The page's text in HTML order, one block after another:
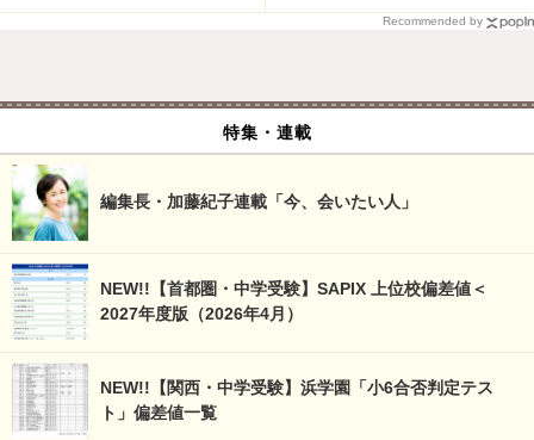
Recommended by
特集・連載
編集長・加藤紀子連載「今、会いたい人」
NEW!!【首都圏・中学受験】SAPIX 上位校偏差値＜
2027年度版（2026年4月）
NEW!!【関西・中学受験】浜学園「小6合否判定テス
ト」偏差値一覧